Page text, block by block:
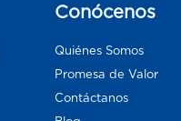
Conócenos
Quiénes Somos
Promesa de Valor
Contáctanos